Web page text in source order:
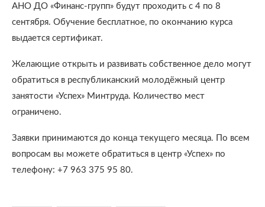
АНО ДО «Финанс-групп» будут проходить с 4 по 8
сентября. Обучение бесплатное, по окончанию курса
выдается сертификат.
Желающие открыть и развивать собственное дело могут
обратиться в республиканский молодёжный центр
занятости «Успех» Минтруда. Количество мест
ограничено.
Заявки принимаются до конца текущего месяца. По всем
вопросам вы можете обратиться в центр «Успех» по
телефону: +7 963 375 95 80.